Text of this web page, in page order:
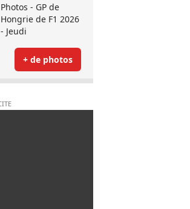
Photos - GP de
Hongrie de F1 2026
- Jeudi
+ de photos